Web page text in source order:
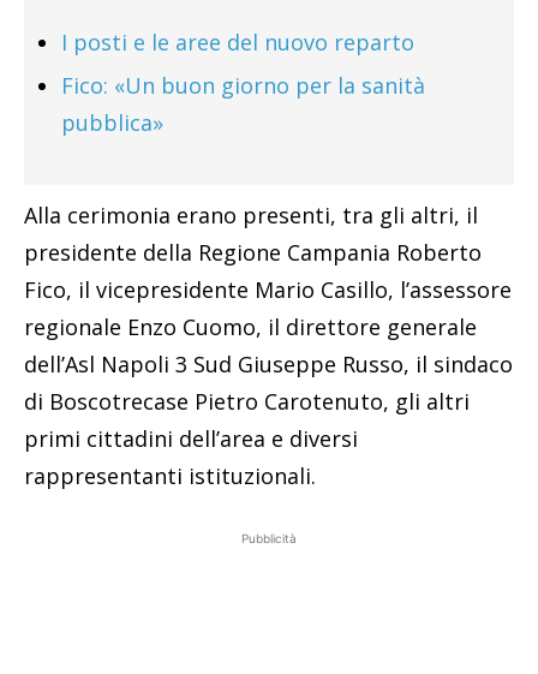
I posti e le aree del nuovo reparto
Fico: «Un buon giorno per la sanità
pubblica»
Alla cerimonia erano presenti, tra gli altri, il
presidente della Regione Campania Roberto
Fico, il vicepresidente Mario Casillo, l’assessore
regionale Enzo Cuomo, il direttore generale
dell’Asl Napoli 3 Sud Giuseppe Russo, il sindaco
di Boscotrecase Pietro Carotenuto, gli altri
primi cittadini dell’area e diversi
rappresentanti istituzionali.
Pubblicità